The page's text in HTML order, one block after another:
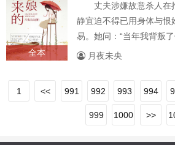
全本
丈夫涉嫌故意杀人在
静宜迫不得已用身体与恨
易。她问：“当年我背叛
我？”“错，我是来感谢你
月夜未央
1 << 991 992 993 994
999 1000 >>